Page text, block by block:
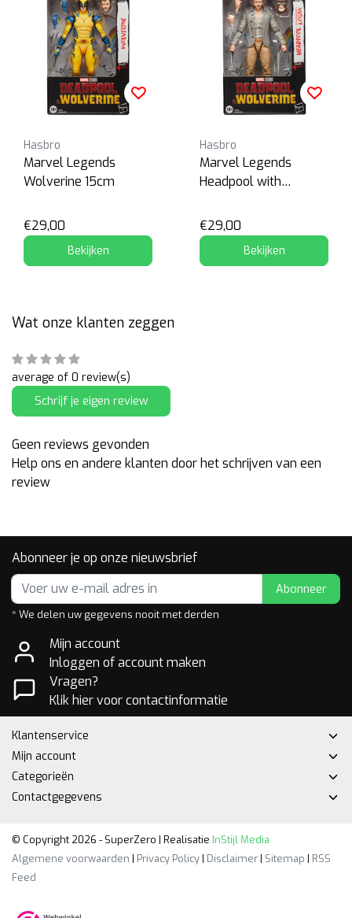
Hasbro
Marvel Legends
Wolverine 15cm
€29,00
Bekijken
Hasbro
Marvel Legends
Headpool with
€29,00
Bekijken
Wat onze klanten zeggen
average of 0 review(s)
Schrijf je eigen review
Geen reviews gevonden
Help ons en andere klanten door het schrijven van een
review
Abonneer je op onze nieuwsbrief
Abonneer
* We delen uw gegevens nooit met derden
Mijn account
Inloggen of account maken
Vragen?
Klik hier voor contactinformatie
Klantenservice
Mijn account
Categorieën
Contactgegevens
© Copyright 2026 - SuperZero | Realisatie InStijl Media
Algemene voorwaarden | Privacy Policy| Disclaimer| Sitemap | RSS
Feed